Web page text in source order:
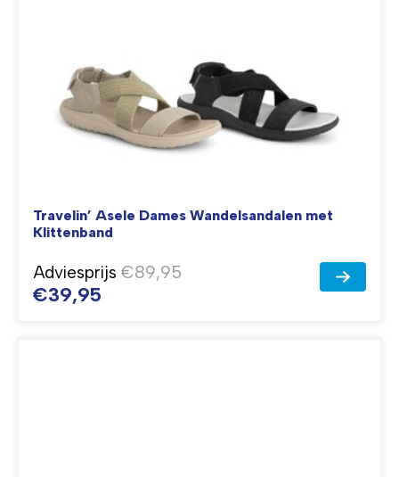
Travelin’ Asele Dames Wandelsandalen met
Klittenband
Adviesprijs €89,95
€39,95